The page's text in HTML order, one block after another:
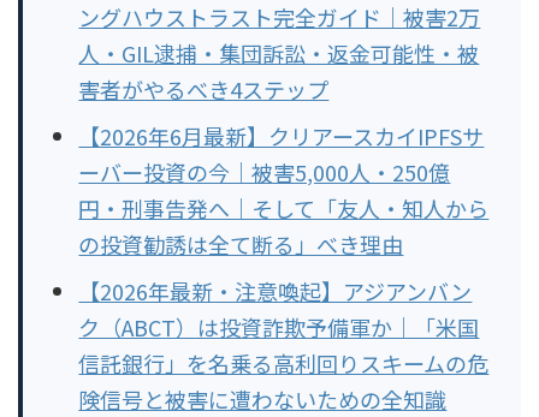
ングハウストラスト完全ガイド｜被害2万
人・GIL逮捕・集団訴訟・返金可能性・被
害者がやるべき4ステップ
【2026年6月最新】クリアースカイIPFSサ
ーバー投資の今｜被害5,000人・250億
円・刑事告発へ｜そして「友人・知人から
の投資勧誘は全て断る」べき理由
【2026年最新・注意喚起】アジアンバン
ク（ABCT）は投資詐欺予備軍か｜「米国
信託銀行」を名乗る高利回りスキームの危
険信号と被害に遭わないための全知識